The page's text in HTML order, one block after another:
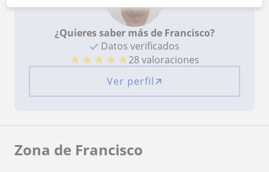
¿Quieres saber más de Francisco?
Datos verificados
★ ★ ★ ★ ★28 valoraciones
Ver perfil
Zona de Francisco